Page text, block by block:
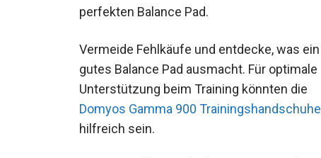
perfekten Balance Pad.
Vermeide Fehlkäufe und entdecke, was ein
gutes Balance Pad ausmacht. Für optimale
Unterstützung beim Training könnten die
Domyos Gamma 900 Trainingshandschuhe
hilfreich sein.